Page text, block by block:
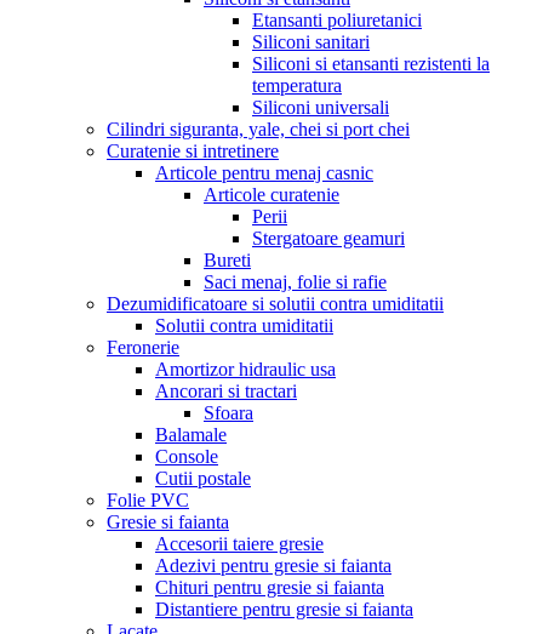
Etansanti poliuretanici
Siliconi sanitari
Siliconi si etansanti rezistenti la
temperatura
Siliconi universali
Cilindri siguranta, yale, chei si port chei
Curatenie si intretinere
Articole pentru menaj casnic
Articole curatenie
Perii
Stergatoare geamuri
Bureti
Saci menaj, folie si rafie
Dezumidificatoare si solutii contra umiditatii
Solutii contra umiditatii
Feronerie
Amortizor hidraulic usa
Ancorari si tractari
Sfoara
Balamale
Console
Cutii postale
Folie PVC
Gresie si faianta
Accesorii taiere gresie
Adezivi pentru gresie si faianta
Chituri pentru gresie si faianta
Distantiere pentru gresie si faianta